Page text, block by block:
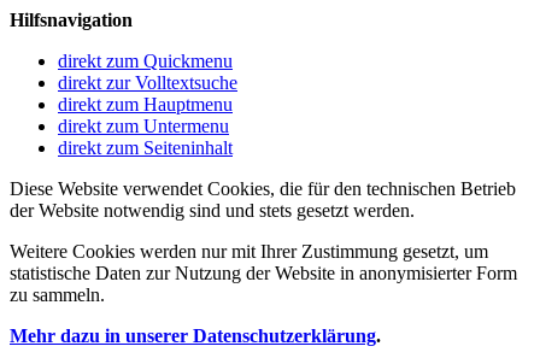
Hilfsnavigation
direkt zum Quickmenu
direkt zur Volltextsuche
direkt zum Hauptmenu
direkt zum Untermenu
direkt zum Seiteninhalt
Diese Website verwendet Cookies, die für den technischen Betrieb
der Website notwendig sind und stets gesetzt werden.
Weitere Cookies werden nur mit Ihrer Zustimmung gesetzt, um
statistische Daten zur Nutzung der Website in anonymisierter Form
zu sammeln.
Mehr dazu in unserer Datenschutzerklärung.